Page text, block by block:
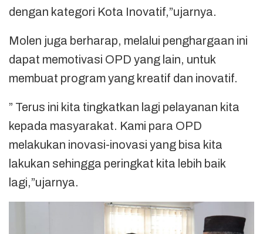
dengan kategori Kota Inovatif,”ujarnya.
Molen juga berharap, melalui penghargaan ini
dapat memotivasi OPD yang lain, untuk
membuat program yang kreatif dan inovatif.
” Terus ini kita tingkatkan lagi pelayanan kita
kepada masyarakat. Kami para OPD
melakukan inovasi-inovasi yang bisa kita
lakukan sehingga peringkat kita lebih baik
lagi,”ujarnya.